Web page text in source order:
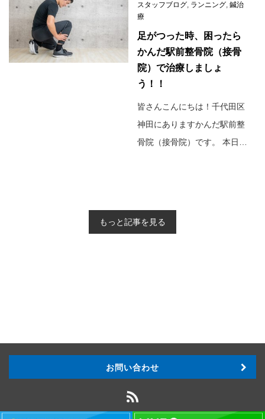
スタッフブログ, ランニング, 鍼治
療
足がつった時、困ったら
かんだ駅前整骨院（接骨
院）で治療しましょ
う！！
皆さんこんにちは！千代田区
神田にありますかんだ駅前整
骨院（接骨院）です。 本日…
もっと記事を見る
お問い合わせ